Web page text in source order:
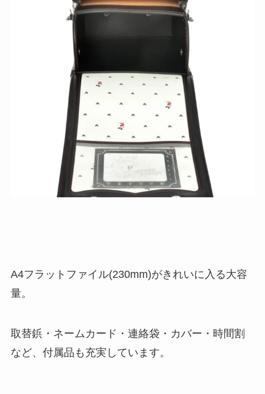
A4フラットファイル(230mm)がきれいに入る大容
量。
取替鋲・ネームカード・連絡袋・カバー・時間割
など、付属品も充実しています。